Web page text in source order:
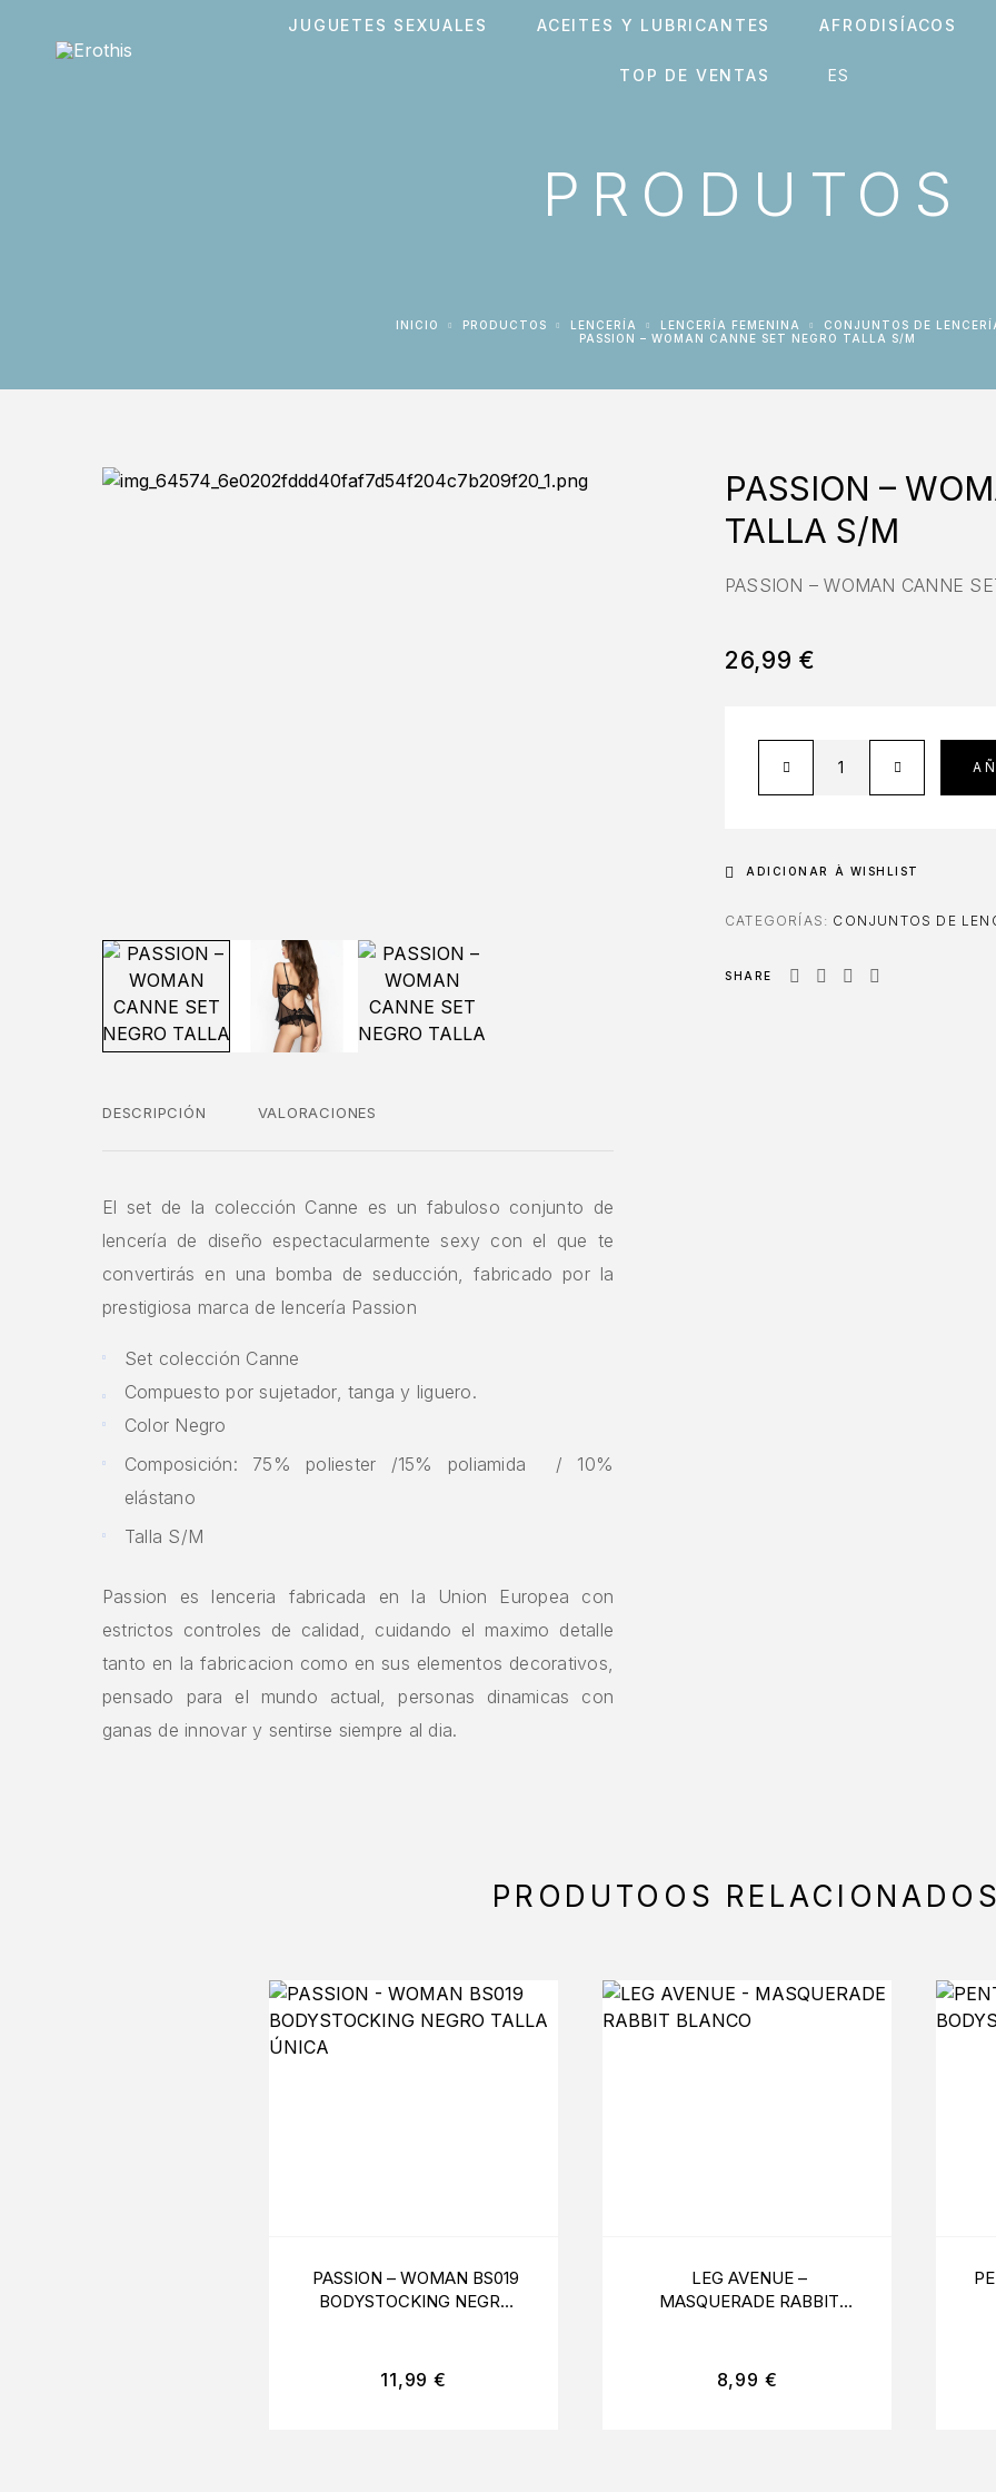
JUGUETES SEXUALES ACEITES Y LUBRICANTES AFRODISÍACOS
TOP DE VENTAS
PRODUTOS
INICIO PRODUCTOS LENCERÍA LENCERÍA FEMENINA
CONJUNTOS DE
PASSION – WOMAN CANNE SET NEGRO TALLA S/M
DESCRIPCIÓN VALORACIONES
El set de la colección Canne es un fabuloso conjunto de
lencería de diseño espectacularmente sexy con el que te
convertirás en una bomba de seducción, fabricado por la
prestigiosa marca de lencería Passion
Set colección Canne
Compuesto por sujetador, tanga y liguero.
Color Negro
Composición: 75% poliester /15% poliamida / 10%
elástano
Talla S/M
Passion es lenceria fabricada en la Union Europea con
estrictos controles de calidad, cuidando el maximo detalle
tanto en la fabricacion como en sus elementos decorativos,
pensado para el mundo actual, personas dinamicas con
ganas de innovar y sentirse siempre al dia.
PASSION –
TALLA S/M
PASSION – WOMAN CANNE
26,99 €
ADICIONAR À WISHLIST
CATEGORÍAS: CONJUNTOS DE
SHARE
PRODUTOOS
PASSION – WOMAN BS019
BODYSTOCKING NEGRO
11,99 €
LEG AVENUE –
MASQUERADE RABBIT
8,99 €